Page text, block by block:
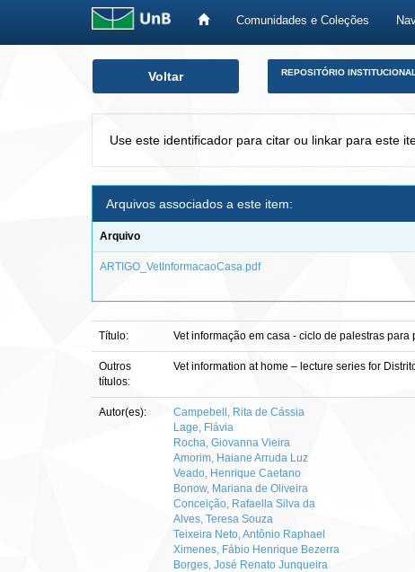
Comunidades e Coleções
Voltar REPOSITÓRIO
Use este identificador para citar ou linkar para este
Arquivos associados a este item:
Arquivo
ARTIGO_VetInformacaoCasa.pdf
Título: Vet informação em casa - ciclo de palestras
Outros
títulos:
Vet information at home – lecture series for
Autor(es):
Campebell, Rita de Cássia
Lage, Flávia
Rocha, Giovanna Vieira
Amorim, Haiane Arruda Luz
Veado, Henrique Caetano
Bonow, Mariana de Oliveira
Conceição, Rafaella Silva da
Alves, Teresa Souza
Teixeira Neto, Antônio Raphael
Ximenes, Fábio Henrique Bezerra
Borges, José Renato Junqueira